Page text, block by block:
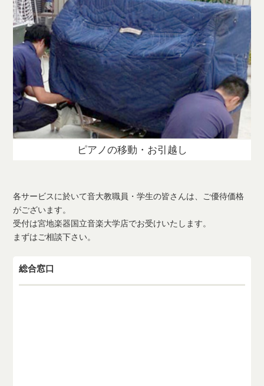
ピアノの移動・お引越し
各サービスに於いて音大教職員・学生の皆さんは、ご優待価格
がございます。
受付は宮地楽器国立音楽大学店でお受けいたします。
まずはご相談下さい。
総合窓口